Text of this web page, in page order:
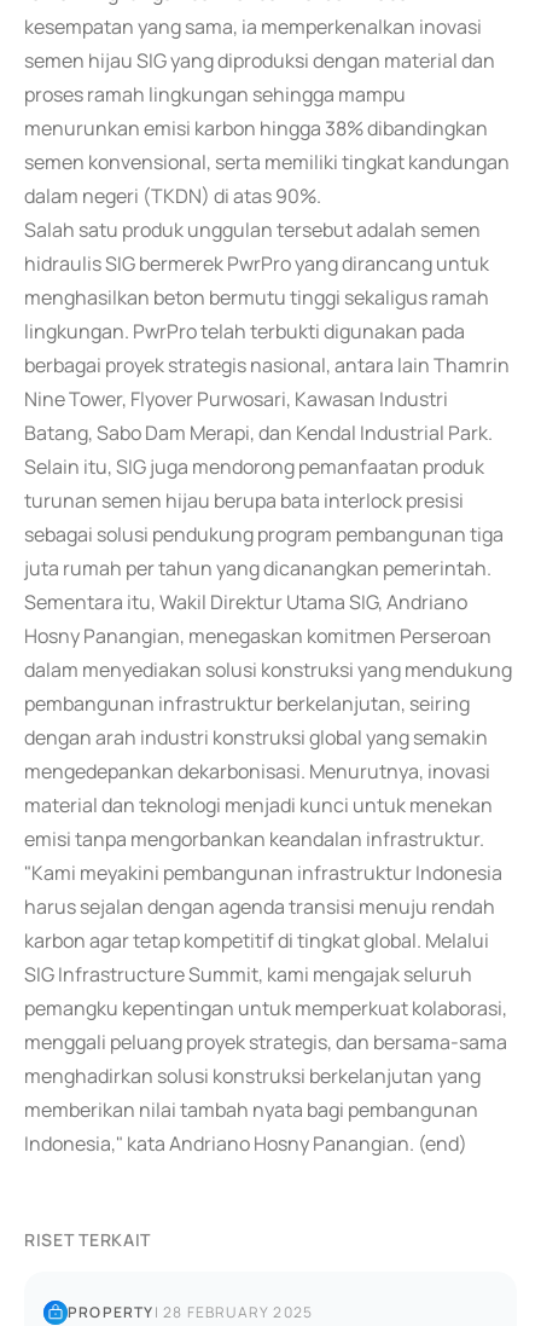
kesempatan yang sama, ia memperkenalkan inovasi
semen hijau SIG yang diproduksi dengan material dan
proses ramah lingkungan sehingga mampu
menurunkan emisi karbon hingga 38% dibandingkan
semen konvensional, serta memiliki tingkat kandungan
dalam negeri (TKDN) di atas 90%.
Salah satu produk unggulan tersebut adalah semen
hidraulis SIG bermerek PwrPro yang dirancang untuk
menghasilkan beton bermutu tinggi sekaligus ramah
lingkungan. PwrPro telah terbukti digunakan pada
berbagai proyek strategis nasional, antara lain Thamrin
Nine Tower, Flyover Purwosari, Kawasan Industri
Batang, Sabo Dam Merapi, dan Kendal Industrial Park.
Selain itu, SIG juga mendorong pemanfaatan produk
turunan semen hijau berupa bata interlock presisi
sebagai solusi pendukung program pembangunan tiga
juta rumah per tahun yang dicanangkan pemerintah.
Sementara itu, Wakil Direktur Utama SIG, Andriano
Hosny Panangian, menegaskan komitmen Perseroan
dalam menyediakan solusi konstruksi yang mendukung
pembangunan infrastruktur berkelanjutan, seiring
dengan arah industri konstruksi global yang semakin
mengedepankan dekarbonisasi. Menurutnya, inovasi
material dan teknologi menjadi kunci untuk menekan
emisi tanpa mengorbankan keandalan infrastruktur.
"Kami meyakini pembangunan infrastruktur Indonesia
harus sejalan dengan agenda transisi menuju rendah
karbon agar tetap kompetitif di tingkat global. Melalui
SIG Infrastructure Summit, kami mengajak seluruh
pemangku kepentingan untuk memperkuat kolaborasi,
menggali peluang proyek strategis, dan bersama-sama
menghadirkan solusi konstruksi berkelanjutan yang
memberikan nilai tambah nyata bagi pembangunan
Indonesia," kata Andriano Hosny Panangian. (end)
RISET TERKAIT
PROPERTY|28 FEBRUARY 2025